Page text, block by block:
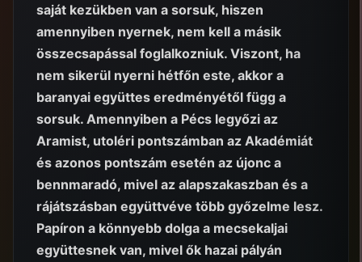
saját kezükben van a sorsuk, hiszen
amennyiben nyernek, nem kell a másik
összecsapással foglalkozniuk. Viszont, ha
nem sikerül nyerni hétfőn este, akkor a
baranyai együttes eredményétől függ a
sorsuk. Amennyiben a Pécs legyőzi az
Aramist, utoléri pontszámban az Akadémiát
és azonos pontszám esetén az újonc a
bennmaradó, mivel az alapszakaszban és a
rájátszásban együttvéve több győzelme lesz.
Papíron a könnyebb dolga a mecsekaljai
együttesnek van, mivel ők hazai pályán